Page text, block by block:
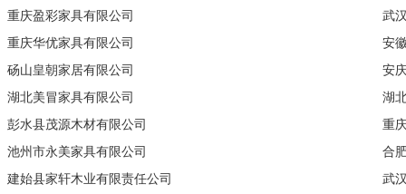
重庆盈彩家具有限公司
重庆华优家具有限公司
砀山皇朝家居有限公司
湖北美冒家具有限公司
彭水县茂源木材有限公司
池州市永美家具有限公司
建始县家轩木业有限责任公司
武
安
安
湖
重
合
武